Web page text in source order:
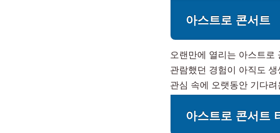
아스트로 콘서트
오랜만에 열리는 아스트
관람했던 경험이 아직도
관심 속에 오랫동안 기다
아스트로 콘서트